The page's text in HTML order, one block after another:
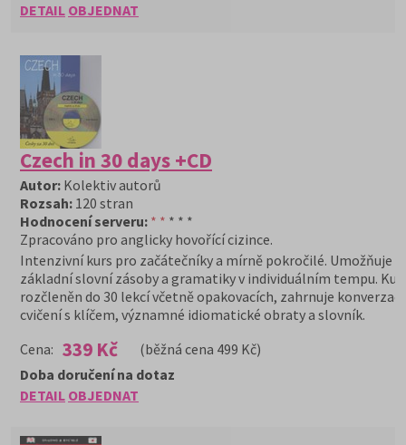
DETAIL OBJEDNAT
Czech in 30 days +CD
Autor: Kolektiv autorů
Rozsah: 120 stran
Hodnocení serveru: * * * * *
Zpracováno pro anglicky hovořící cizince.
Intenzivní kurs pro začátečníky a mírně pokročilé. Umožňuje
základní slovní zásoby a gramatiky v individuálním tempu.
rozčleněn do 30 lekcí včetně opakovacích, zahrnuje
cvičení s klíčem, významné idiomatické obraty a slovník.
Cena: 339 Kč (běžná cena 499 Kč)
DETAIL OBJEDNAT
Doba doručení na dotaz